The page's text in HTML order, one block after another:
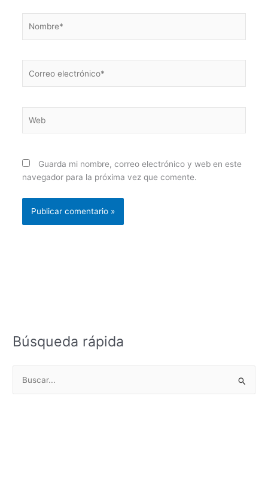
electrónico*
Guarda mi nombre, correo electrónico y web en este
navegador para la próxima vez que comente.
Búsqueda rápida